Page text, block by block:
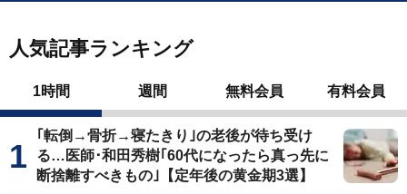
人気記事ランキング
1時間 週間 無料会員 有料会員
｢転倒→骨折→寝たきり｣の老後が待ち受け
る…医師･和田秀樹｢60代になったら真っ先に
断捨離すべきもの｣【定年後の黄金期3選】